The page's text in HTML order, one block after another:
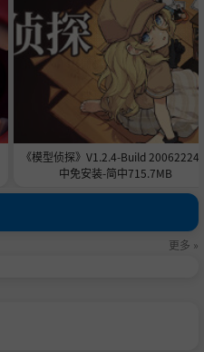
《模型侦探》V1.2.4-Build 20062224
中免安装-简中715.7MB
更多 »